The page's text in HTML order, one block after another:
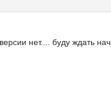
нет.... буду ждать